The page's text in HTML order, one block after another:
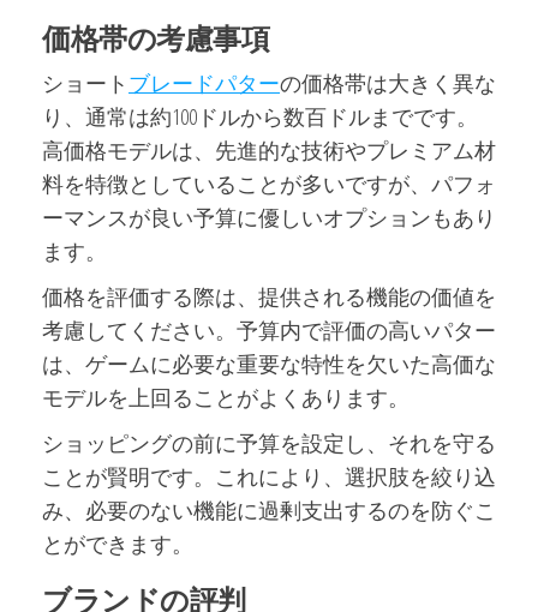
価格帯の考慮事項
ショート ブレードパターの価格帯は大きく異な
り、通常は約100ドルから数百ドルまでです。
高価格モデルは、先進的な技術やプレミアム材
料を特徴としていることが多いですが、パフォ
ーマンスが良い予算に優しいオプションもあり
ます。
価格を評価する際は、提供される機能の価値を
考慮してください。予算内で評価の高いパター
は、ゲームに必要な重要な特性を欠いた高価な
モデルを上回ることがよくあります。
ショッピングの前に予算を設定し、それを守る
ことが賢明です。これにより、選択肢を絞り込
み、必要のない機能に過剰支出するのを防ぐこ
とができます。
ブランドの評判